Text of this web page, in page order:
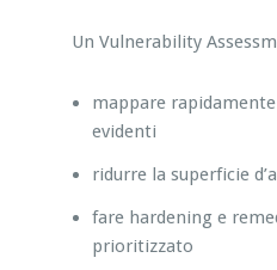
Un Vulnerability
mappare
evidenti
ridurre la superficie
fare hardening e
prioritizzato